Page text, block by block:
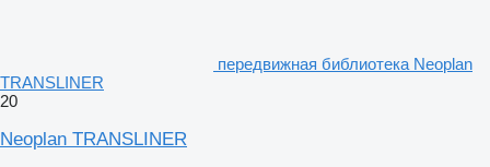
передвижная библиотека Neoplan
TRANSLINER
20
Neoplan TRANSLINER